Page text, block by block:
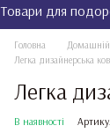
Товари для
Головна Домашній
Легка дизайнерська
Легка
В наявності